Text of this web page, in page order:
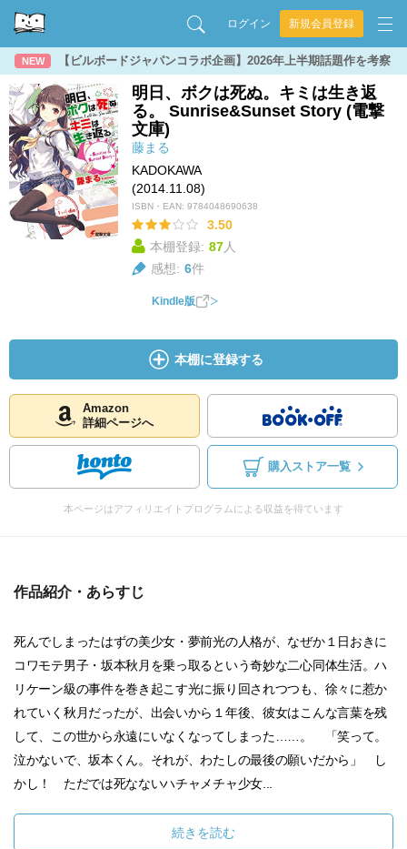
ログイン 新規会員登録
NEW 【ビルボードジャパンコラボ企画】2026年上半期話題作を考察
明日、ボクは死ぬ。キミは生き返
る。 Sunrise&Sunset Story (電撃
文庫)
藤まる
KADOKAWA
(2014.11.08)
ISBN・EAN: 9784048690638
3.50
本棚登録: 87人
感想: 6件
Kindle版
本棚に登録する
Amazon
詳細ページへ
購入ストア一覧
本ページはアフィリエイトプログラムによる収益を得ています
作品紹介・あらすじ
死んでしまったはずの美少女・夢前光の人格が、なぜか１日おきに
コワモテ男子・坂本秋月を乗っ取るという奇妙な二心同体生活。ハ
リケーン級の事件を巻き起こす光に振り回されつつも、徐々に惹か
れていく秋月だったが、出会いから１年後、彼女はこんな言葉を残
して、この世から永遠にいなくなってしまった……。 「笑って。
泣かないで、坂本くん。それが、わたしの最後の願いだから」 し
かし！ ただでは死なないハチャメチャ少女...
続きを読む